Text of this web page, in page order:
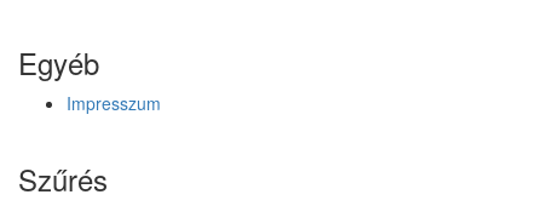
Egyéb
Impresszum
Szűrés